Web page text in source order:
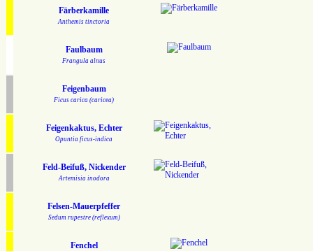
Färberkamille
Anthemis tinctoria
Faulbaum
Frangula alnus
Feigenbaum
Ficus carica (caricea)
Feigenkaktus, Echter
Opuntia ficus-indica
Feld-Beifuß, Nickender
Artemisia inodora
Felsen-Mauerpfeffer
Sedum rupestre (reflexum)
Fenchel